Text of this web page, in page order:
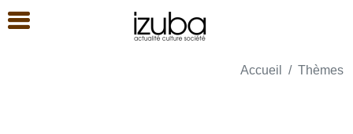
Accueil Thèmes